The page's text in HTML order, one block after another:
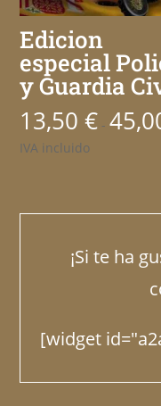
Edicion
especial
y Guardia
13,50€ -
IVA incluido
¡Si te ha
[widget